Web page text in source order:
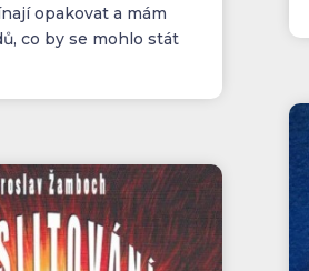
opakovat a mám
co by se mohlo stát